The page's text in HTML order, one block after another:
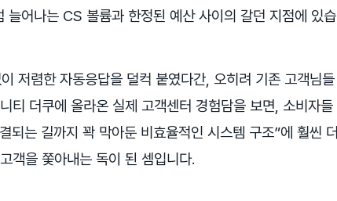
늘어나는 CS 볼륨과 한정된 예산 사이의 갈던 지점에 있습
저렴한 자동응답을 덜컥 붙였다간, 오히려 기존 고객님들
티 더쿠에 올라온 실제 고객센터 경험담을 보면, 소비자들
되는 길까지 꽉 막아둔 비효율적인 시스템 구조”에 훨씬 더
객을 쫓아내는 독이 된 셈입니다.